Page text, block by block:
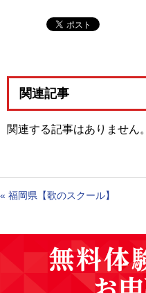
関連記事
関連する記事はありません。
« 福岡県【歌のスクール】